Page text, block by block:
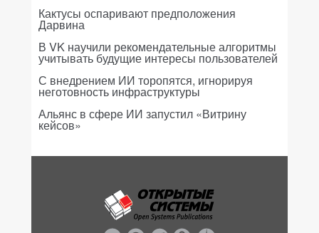
Кактусы оспаривают предположения
Дарвина
В VK научили рекомендательные алгоритмы
учитывать будущие интересы пользователей
С внедрением ИИ торопятся, игнорируя
неготовность инфраструктуры
Альянс в сфере ИИ запустил «Витрину
кейсов»